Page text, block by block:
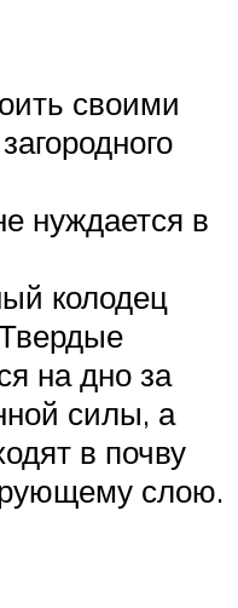
своими
нуждается в
колодец
на дно за
силы, а
в почву
слою.